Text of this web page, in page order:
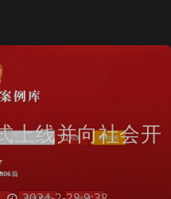
上线并向社会开